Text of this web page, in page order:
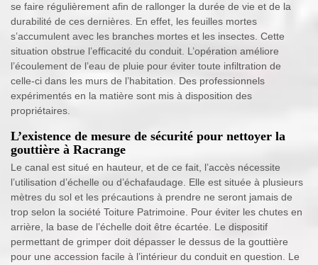
se faire régulièrement afin de rallonger la durée de vie et de la
durabilité de ces dernières. En effet, les feuilles mortes
s’accumulent avec les branches mortes et les insectes. Cette
situation obstrue l’efficacité du conduit. L’opération améliore
l’écoulement de l’eau de pluie pour éviter toute infiltration de
celle-ci dans les murs de l’habitation. Des professionnels
expérimentés en la matière sont mis à disposition des
propriétaires.
L’existence de mesure de sécurité pour nettoyer la
gouttière à Racrange
Le canal est situé en hauteur, et de ce fait, l’accès nécessite
l’utilisation d’échelle ou d’échafaudage. Elle est située à plusieurs
mètres du sol et les précautions à prendre ne seront jamais de
trop selon la société Toiture Patrimoine. Pour éviter les chutes en
arrière, la base de l’échelle doit être écartée. Le dispositif
permettant de grimper doit dépasser le dessus de la gouttière
pour une accession facile à l’intérieur du conduit en question. Le